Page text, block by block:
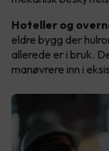
Hoteller og
eldre bygg der
allerede er i bruk.
manøvrere inn i